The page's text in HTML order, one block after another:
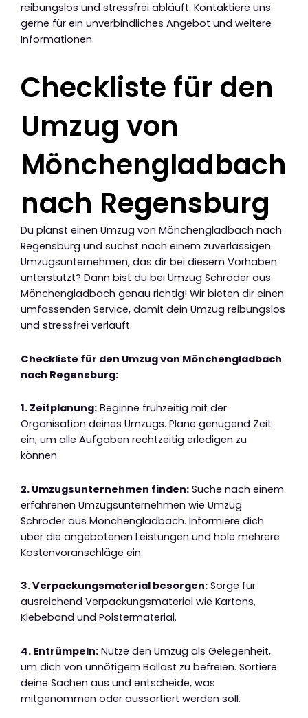
reibungslos und stressfrei abläuft. Kontaktiere uns
gerne für ein unverbindliches Angebot und weitere
Informationen.
Checkliste für den
Umzug von
Mönchengladbach
nach Regensburg
Du planst einen Umzug von Mönchengladbach nach
Regensburg und suchst nach einem zuverlässigen
Umzugsunternehmen, das dir bei diesem Vorhaben
unterstützt? Dann bist du bei Umzug Schröder aus
Mönchengladbach genau richtig! Wir bieten dir einen
umfassenden Service, damit dein Umzug reibungslos
und stressfrei verläuft.
Checkliste für den Umzug von Mönchengladbach
nach Regensburg:
1. Zeitplanung: Beginne frühzeitig mit der
Organisation deines Umzugs. Plane genügend Zeit
ein, um alle Aufgaben rechtzeitig erledigen zu
können.
2. Umzugsunternehmen finden: Suche nach einem
erfahrenen Umzugsunternehmen wie Umzug
Schröder aus Mönchengladbach. Informiere dich
über die angebotenen Leistungen und hole mehrere
Kostenvoranschläge ein.
3. Verpackungsmaterial besorgen: Sorge für
ausreichend Verpackungsmaterial wie Kartons,
Klebeband und Polstermaterial.
4. Entrümpeln: Nutze den Umzug als Gelegenheit,
um dich von unnötigem Ballast zu befreien. Sortiere
deine Sachen aus und entscheide, was
mitgenommen oder aussortiert werden soll.